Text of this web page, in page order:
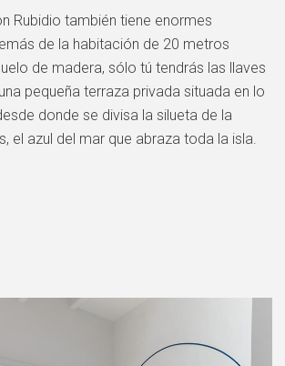
Rubidio también tiene enormes
de la habitación de 20 metros
de madera, sólo tú tendrás las llaves
pequeña terraza privada situada en lo
donde se divisa la silueta de la
el azul del mar que abraza toda la isla.